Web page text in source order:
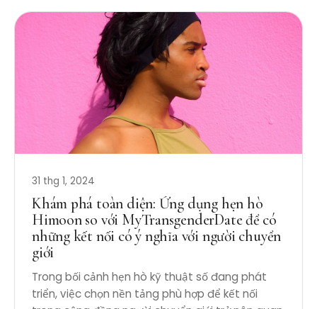
31 thg 1, 2024
Khám phá toàn diện: Ứng dụng hẹn hò
Himoon so với MyTransgenderDate để có
những kết nối có ý nghĩa với người chuyển
giới
Trong bối cảnh hẹn hò kỹ thuật số đang phát
triển, việc chọn nền tảng phù hợp để kết nối